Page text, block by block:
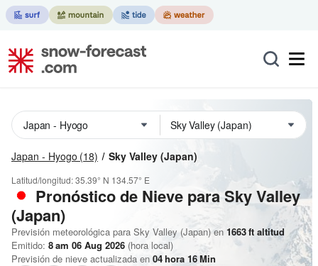
Japan - Hyogo (18) Sky Valley (Japan)
Latitud/longitud:35.39° N 134.57° E
Pronóstico de Nieve para Sky Valley
(Japan)
Previsión meteorológica para Sky Valley (Japan) en 1663ft altitud
Emitido: 8 am 06 Aug 2026 (hora local)
Previsión de nieve actualizada en 04hora 16Min